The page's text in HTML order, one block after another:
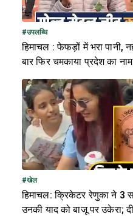
#उपलब्धि
हिमाचल : फेफड़ों में भरा पानी,
बार फिर चमकाया प्रदेश का नाम
#खेल
हिमाचल: क्रिकेटर रेणुका ने 3
उनकी याद को बाजू पर उकेरा;